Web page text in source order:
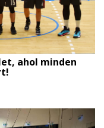
ahol minden